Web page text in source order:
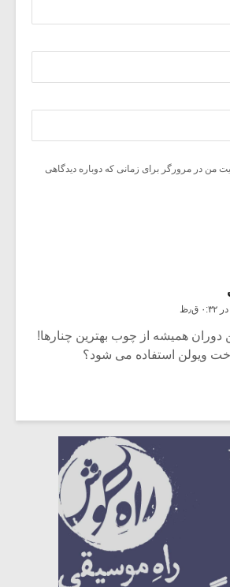
من در مرورگر برای زمانی که دوباره دیدگاهی
دوران همیشه از چوب بهترین چنارها!
ویولن استفاده می شود؟